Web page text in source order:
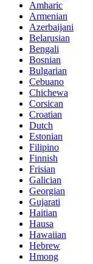
Amharic
Armenian
Azerbaijani
Belarusian
Bengali
Bosnian
Bulgarian
Cebuano
Chichewa
Corsican
Croatian
Dutch
Estonian
Filipino
Finnish
Frisian
Galician
Georgian
Gujarati
Haitian
Hausa
Hawaiian
Hebrew
Hmong